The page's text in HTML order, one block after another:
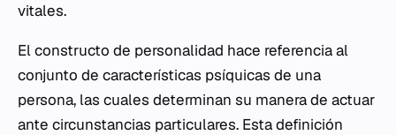
vitales.
El constructo de personalidad hace referencia al
conjunto de características psíquicas de una
persona, las cuales determinan su manera de actuar
ante circunstancias particulares. Esta definición